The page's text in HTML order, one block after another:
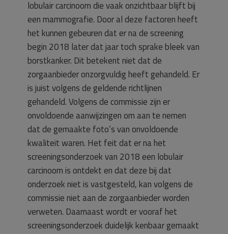
lobulair carcinoom die vaak onzichtbaar blijft bij
een mammografie. Door al deze factoren heeft
het kunnen gebeuren dat er na de screening
begin 2018 later dat jaar toch sprake bleek van
borstkanker. Dit betekent niet dat de
zorgaanbieder onzorgvuldig heeft gehandeld. Er
is juist volgens de geldende richtlijnen
gehandeld. Volgens de commissie zijn er
onvoldoende aanwijzingen om aan te nemen
dat de gemaakte foto’s van onvoldoende
kwaliteit waren. Het feit dat er na het
screeningsonderzoek van 2018 een lobulair
carcinoom is ontdekt en dat deze bij dat
onderzoek niet is vastgesteld, kan volgens de
commissie niet aan de zorgaanbieder worden
verweten. Daarnaast wordt er vooraf het
screeningsonderzoek duidelijk kenbaar gemaakt